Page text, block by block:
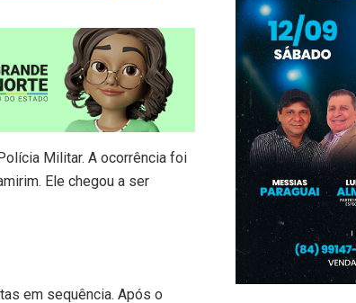
Militar. A ocorrência foi
Ele chegou a ser
em sequência. Após o